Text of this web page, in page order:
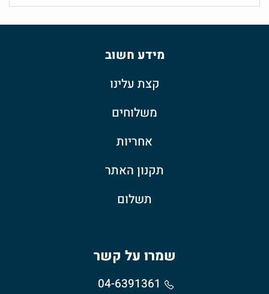
מידע חשוב
קצת עלינו
משלוחים
אחריות
תקנון האתר
תשלום
שמרו על קשר